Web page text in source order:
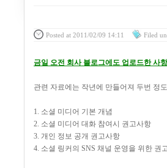
Posted at 2011/02/09 14:11 Filed
금일 오전 회사 블로그에도 업로드한 사
관련 자료에는 작년에 만들어져 두번 정
1. 소셜 미디어 기본 개념
2. 소셜 미디어 대화 참여시 권고사항
3. 개인 정보 공개 권고사항
4. 소셜 링커의 SNS 채널 운영을 위한 권